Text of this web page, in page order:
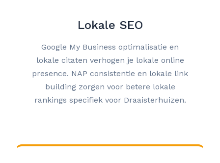
Lokale SEO
Google My Business optimalisatie en
lokale citaten verhogen je lokale online
presence. NAP consistentie en lokale link
building zorgen voor betere lokale
rankings specifiek voor Draaisterhuizen.